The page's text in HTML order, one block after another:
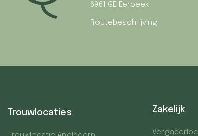
6961 GE Eerbeek
Routebeschrijving
Trouwlocaties Zakelijk